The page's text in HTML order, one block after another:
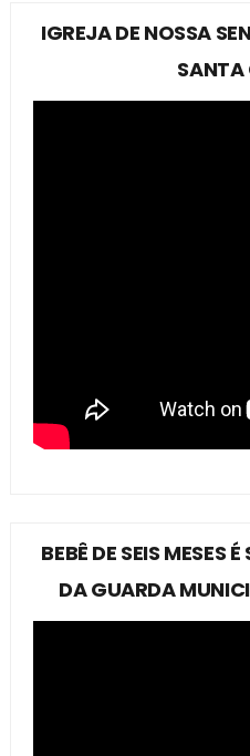
IGREJA DE NOSSA
SANTA
BEBÊ DE SEIS MESES
DA GUARDA